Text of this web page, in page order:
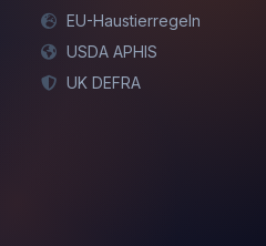
EU-Haustierregeln
USDA APHIS
UK DEFRA